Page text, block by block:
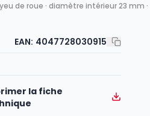
de roue · diamètre intérieur 23 mm ·
EAN: 4047728030915
la fiche